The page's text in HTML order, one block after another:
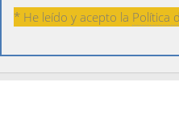
* He leído y acepto la Política